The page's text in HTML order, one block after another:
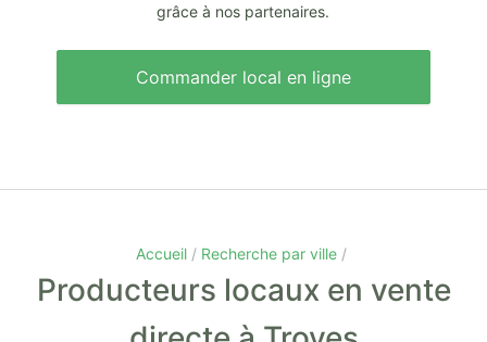
grâce à nos partenaires.
Commander local en ligne
Accueil Recherche par ville
Producteurs locaux en vente